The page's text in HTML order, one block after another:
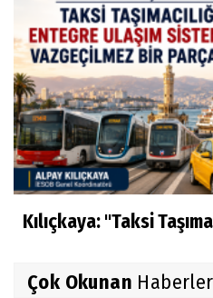
Kılıçkaya: "Taksi
Çok Okunan Haberler